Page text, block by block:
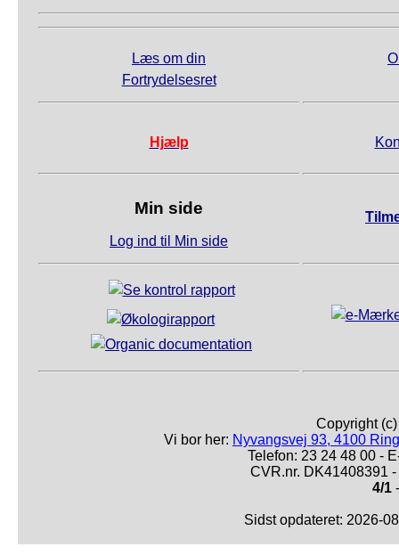
Læs om din
Fortrydelsesret
Hjælp
Min side
Log ind til Min side
Copyright
Vi bor her: Nyvangsvej 93, 4100
Telefon: 23 24 48 00 -
CVR.nr. DK41408391
4/1
Sidst opdateret: 2026-